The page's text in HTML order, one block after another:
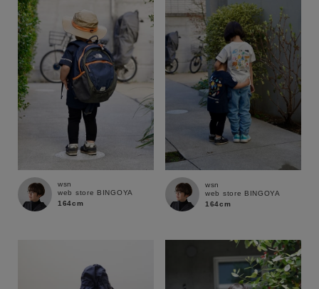
性別
MENS LADIES KIDS
カテゴリ
ブランド
wsn
web store BINGOYA
164cm
wsn
web store BINGOYA
164cm